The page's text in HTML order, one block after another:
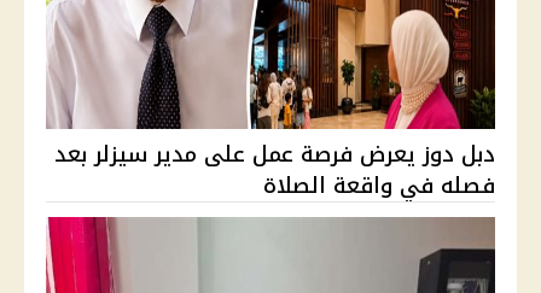
دبل دوز يعرض فرصة عمل على مدير سيزلر بعد
فصله في واقعة الصلاة